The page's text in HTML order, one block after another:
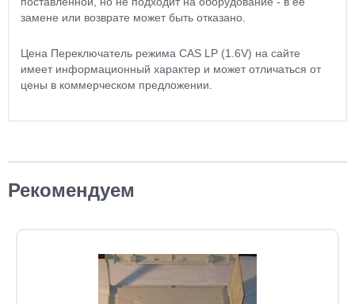
замене или возврате может быть отказано.
Цена Переключатель режима CAS LР (1.6V) на сайте
имеет информационный характер и может отличаться от
цены в коммерческом предложении.
Рекомендуем